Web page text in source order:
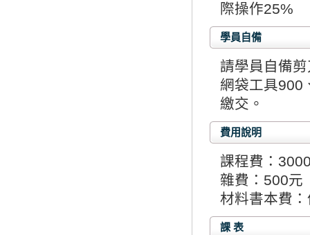
際操作25%
學員自備
請學員自備
網袋工具900
繳交。
費用說明
課程費：
雜費：500元
材料書本費
課 表